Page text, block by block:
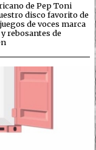
de Pep Toni
disco favorito de
de voces marca
rebosantes de